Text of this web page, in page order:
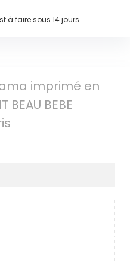
à faire sous 14 jours
imprimé en
BEAU BEBE